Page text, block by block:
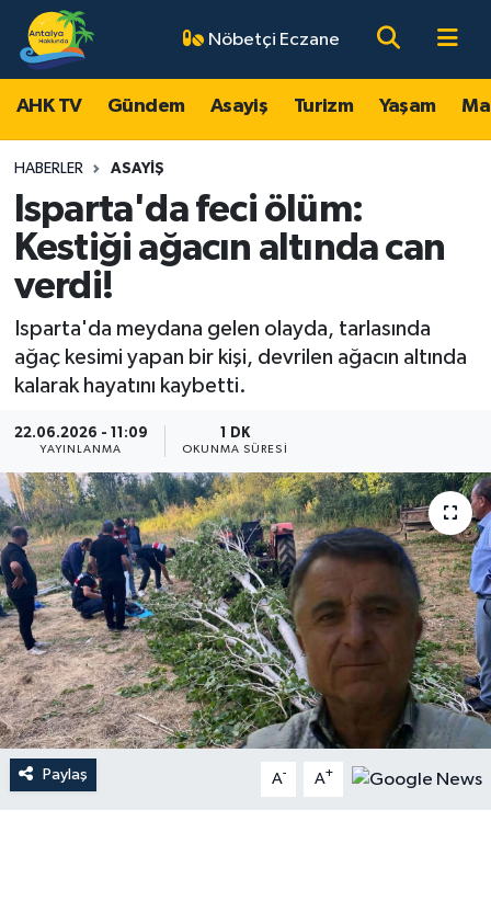
Nöbetçi Eczane
AHK TV Gündem Asayiş Turizm Yaşam
HABERLER ASAYIŞ
Isparta'da feci ölüm:
Kestiği ağacın altında can
verdi!
Isparta'da meydana gelen olayda, tarlasında
ağaç kesimi yapan bir kişi, devrilen ağacın altında
kalarak hayatını kaybetti.
22.06.2026 - 11:09
YAYINLANMA
1 DK
OKUNMA SÜRESI
Paylaş A- A+
AHK TV
Gündem
Asayiş
Turizm
Magazin
Spor
Dünya
Resmi Reklamlar
Antalya Nöbetçi Eczaneler
Antalya Hava Durumu
Antalya Namaz Vakitleri
Antalya Trafik Yoğunluk Haritası
Tüm Manşetler
Haber Arşivi